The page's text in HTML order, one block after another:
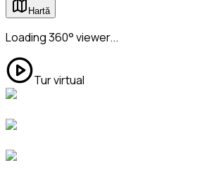
Hartă
Loading 360° viewer...
Tur virtual